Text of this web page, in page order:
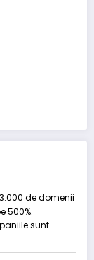
de domenii
500%.
sunt